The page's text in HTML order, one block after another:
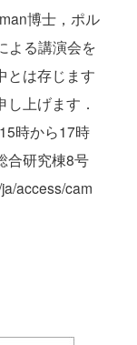
博士，ポル
よる講演会を
とは存じます
し上げます．
時から17時
研究棟8号
access/cam